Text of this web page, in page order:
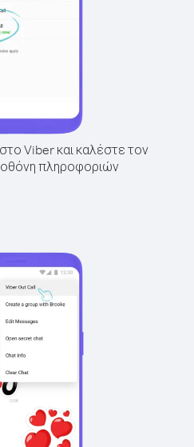
Viber και καλέστε τον
οθόνη πληροφοριών